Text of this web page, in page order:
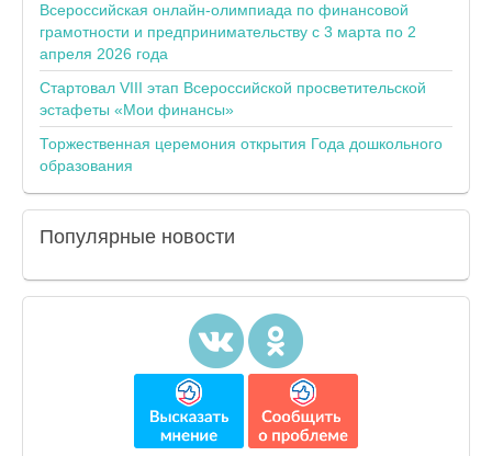
Всероссийская онлайн-олимпиада по финансовой
грамотности и предпринимательству с 3 марта по 2
апреля 2026 года
Стартовал VIII этап Всероссийской просветительской
эстафеты «Мои финансы»
Торжественная церемония открытия Года дошкольного
образования
Популярные новости